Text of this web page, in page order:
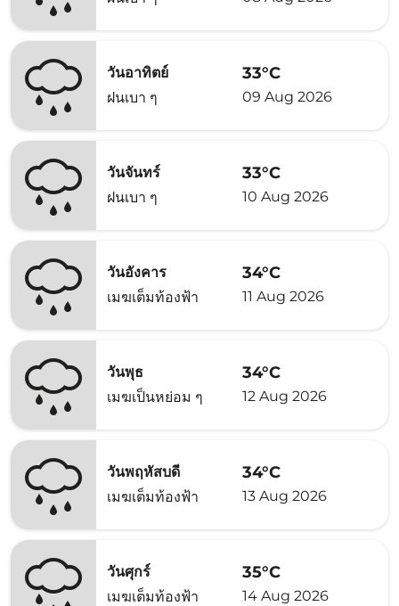
วันอาทิตย์
ฝนเบา ๆ
33°C
09 Aug 2026
วันจันทร์
ฝนเบา ๆ
33°C
10 Aug 2026
วันอังคาร
เมฆเต็มท้องฟ้า
34°C
11 Aug 2026
วันพุธ
เมฆเป็นหย่อม ๆ
34°C
12 Aug 2026
วันพฤหัสบดี
เมฆเต็มท้องฟ้า
34°C
13 Aug 2026
วันศุกร์
เมฆเต็มท้องฟ้า
35°C
14 Aug 2026